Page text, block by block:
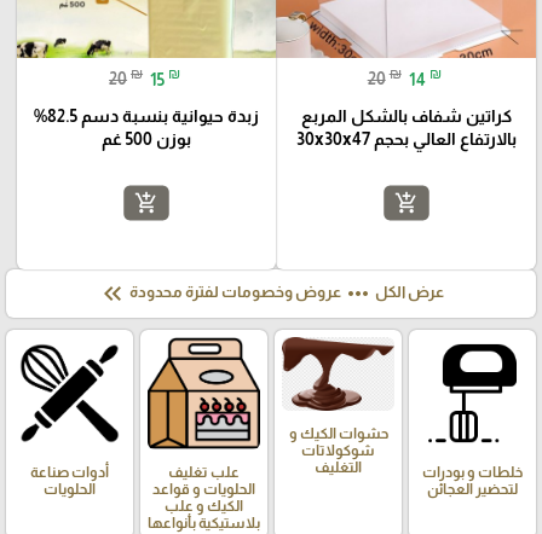
20 ₪ 14 ₪
كراتين شفاف بالشكل المربع
بالارتفاع العالي بحجم 30x30x47
add_shopping_cart
20 ₪ 15 ₪
زبدة حيوانية بنسبة دسم 82.5%
بوزن 500 غم
add_shopping_cart
عرض الكل more_horiz عروض وخصومات لفترة محدودة keyboard_double_arrow_left
خلطات و بودرات
لتحضير العجائن
حشوات الكيك و
شوكولاتات
التغليف
علب تغليف
الحلويات و قواعد
الكيك و علب
بلاستيكية بأنواعها
أدوات صناعة
الحلويات